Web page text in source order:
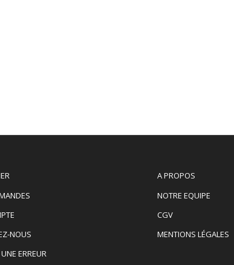
NOUS
ERREUR
A PROPOS
NOTRE EQUIPE
CGV
MENTIONS LÉGALES